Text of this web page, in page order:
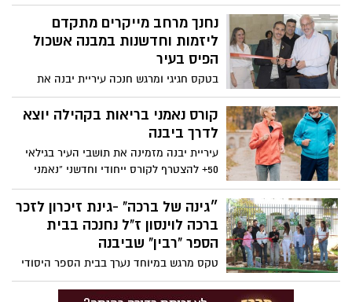
לבנים ובתי הספר.
נחנך מרחב מייקרים מתקדם
ליזמות וחדשנות במבנה אשכול
הפיס בעיר
בטקס חגיגי ומרגש חנכה עיריית יבנה את
"המרפסת"- מרחב מייקרים חדשני ליזמות
וחדשנות במבנה אשכול הפיס, שהוקם ביוזמת
העירייה ובשיתוף מפעל הפיס.
קורס נאמני בריאות בקהילה יוצא
לדרך ביבנה
עיריית יבנה מזמינה את תושבי העיר בגילאי
50+ להצטרף לקורס ייחודי וחדשני “נאמני
בריאות בקהילה”, שנועד להעשיר את הידע
בנושאי בריאות, תזונה, פעילות גופנית ואורח
חיים בריא.
״גינה של ברכה" -גינת זיכרון לזכר
ברכה לוינסון ז"ל נחנכה בבית
הספר "רבין" שביבנה
טקס מרגש במיוחד נערך בבית הספר היסודי
"רבין" ביבנה, במהלכו נחנכה גינת זיכרון
לזכרה של ברכה לוינסון ז"ל שנרצחה בביתה